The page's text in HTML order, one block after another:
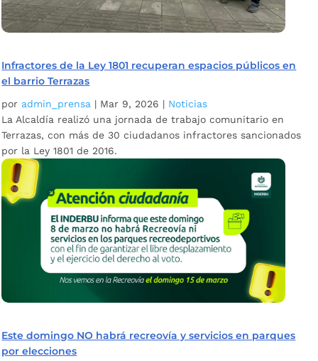
Infractores de la Ley 1801 recuperan espacios públicos en
el barrio Terrazas
por admin_prensa | Mar 9, 2026 | Noticias
La Alcaldía realizó una jornada de trabajo comunitario en
Terrazas, con más de 30 ciudadanos infractores sancionados
por la Ley 1801 de 2016.
Este domingo NO habrá recreovía y servicios en parques
por elecciones